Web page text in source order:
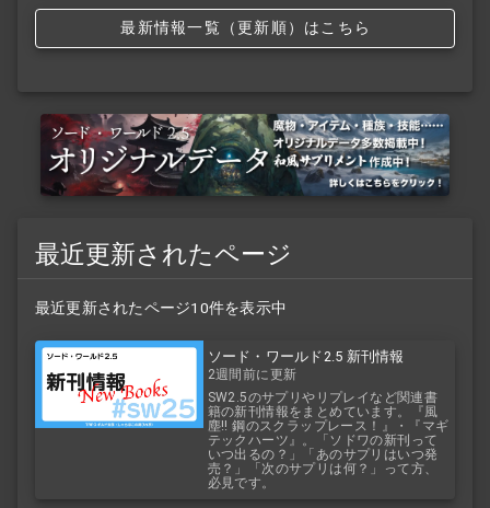
最新情報一覧（更新順）はこちら
最近更新されたページ
最近更新されたページ10件を表示中
ソード・ワールド2.5 新刊情報
2週間前に更新
SW2.5のサプリやリプレイなど関連書
籍の新刊情報をまとめています。『風
塵!! 鋼のスクラップレース！』・『マギ
テックハーツ』。「ソドワの新刊って
いつ出るの？」「あのサプリはいつ発
売？」「次のサプリは何？」って方、
必見です。